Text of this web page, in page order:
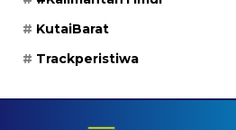
KutaiBarat
Trackperistiwa